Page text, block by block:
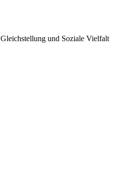
und Soziale Vielfalt